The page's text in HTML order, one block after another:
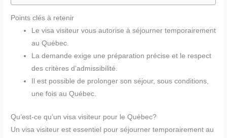
Points clés à retenir
Le visa visiteur vous autorise à séjourner temporairement
au Québec.
La demande exige une préparation précise et le respect
des critères d’admissibilité.
Il est possible de prolonger son séjour, sous conditions,
une fois au Québec.
Qu’est-ce qu’un visa visiteur pour le Québec?
Un visa visiteur est essentiel pour séjourner temporairement au